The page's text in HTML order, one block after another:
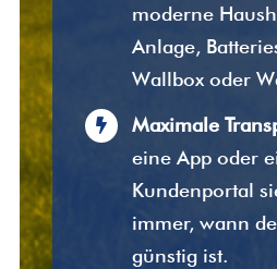
moderne
Anlage,
Wallbox oder
Maximale
eine App oder
Kundenportal
immer, wann
günstig ist.